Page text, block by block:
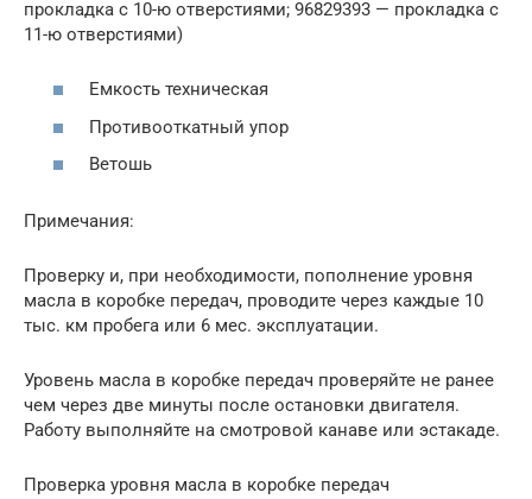
прокладка с 10-ю отверстиями; 96829393 — прокладка с
11-ю отверстиями)
Емкость техническая
Противооткатный упор
Ветошь
Примечания:
Проверку и, при необходимости, пополнение уровня
масла в коробке передач, проводите через каждые 10
тыс. км пробега или 6 мес. эксплуатации.
Уровень масла в коробке передач проверяйте не ранее
чем через две минуты после остановки двигателя.
Работу выполняйте на смотровой канаве или эстакаде.
Проверка уровня масла в коробке передач